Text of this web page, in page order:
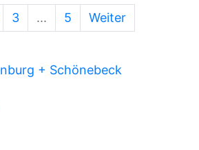
3 ... 5 Weiter